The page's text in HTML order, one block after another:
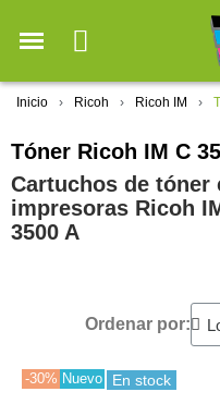
Inicio Ricoh Ricoh IM
Tóner Ricoh IM C
Cartuchos de tóner
impresoras Ricoh
3500 A
Ordenar por:
-30% Nuevo En stock